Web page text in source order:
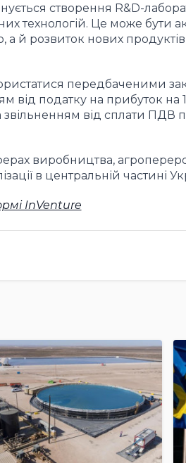
створення R&D-
технологій. Це може бути
й розвиток нових продуктів
передбаченими
податку на прибуток на
звільненням від сплати ПДВ
виробництва,
в центральній частині
InVenture